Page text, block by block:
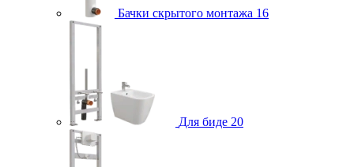
Бачки скрытого монтажа 16
Для биде 20